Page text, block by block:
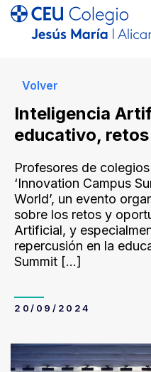
Volver
Inteligencia
educativo,
Profesores de
‘Innovation Campus
World’, un evento
sobre los retos y
Artificial, y
repercusión en la
Summit […]
20/09/2024